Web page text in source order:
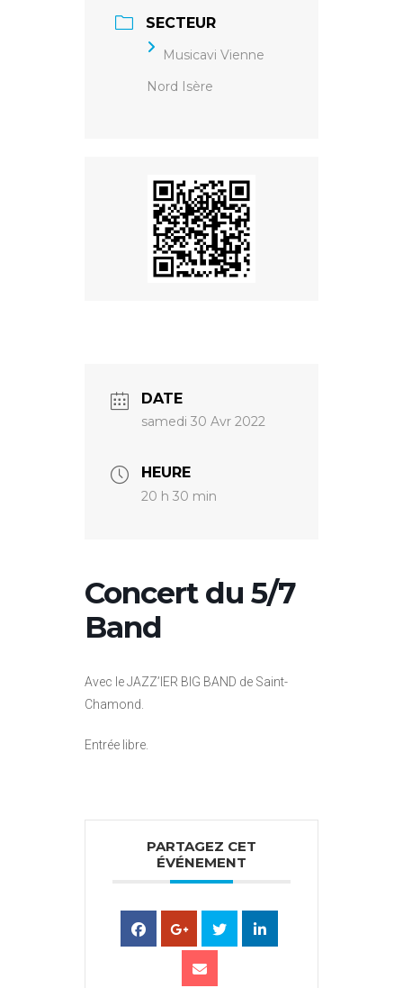
SECTEUR
Musicavi Vienne
Nord Isère
DATE
samedi 30 Avr 2022
HEURE
20 h 30 min
Concert du 5/7
Band
Avec le JAZZ’IER BIG BAND de Saint-
Chamond.
Entrée libre.
PARTAGEZ CET
ÉVÉNEMENT